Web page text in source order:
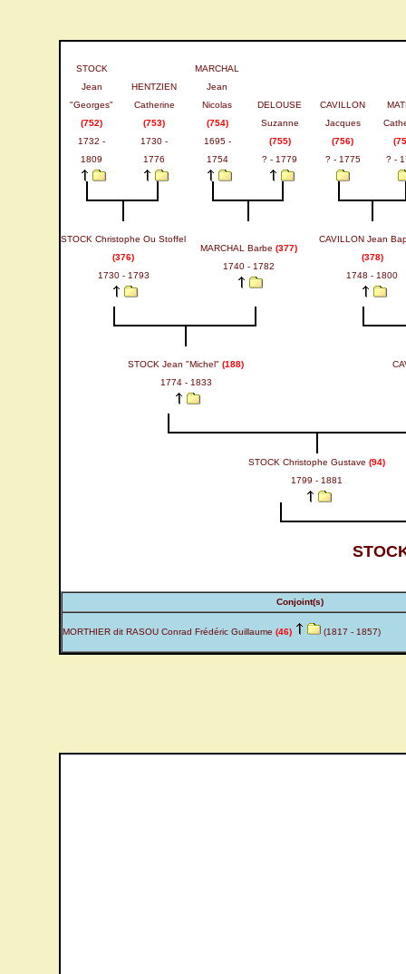
STOCK
Jean
"Georges"
(752)
1732 -
1809
HENTZIEN
Catherine
(753)
1730 -
1776
MARCHAL
Jean
Nicolas
(754)
1695 -
1754
DELOUSE
Suzanne
(755)
? - 1779
CAVILLON
Jacques
(756)
? - 1775
? -
STOCK Christophe Ou Stoffel
(376)
1730 - 1793
MARCHAL Barbe (377)
1740 - 1782
CAVILLON Jean
(378)
1748 - 1800
STOCK Jean "Michel" (188)
1774 - 1833
STOCK Christophe Gustave (94)
1799 - 1881
Conjoint(s)
MORTHIER dit RASOU Conrad Frédéric Guillaume (46) (1817 - 1857)